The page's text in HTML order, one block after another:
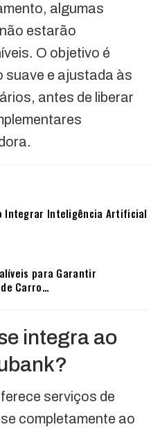
algumas
estarão
O objetivo é
suave e ajustada às
antes de liberar
Integrar Inteligência Artificial
para Garantir
Carro…
integra ao
serviços de
completamente ao